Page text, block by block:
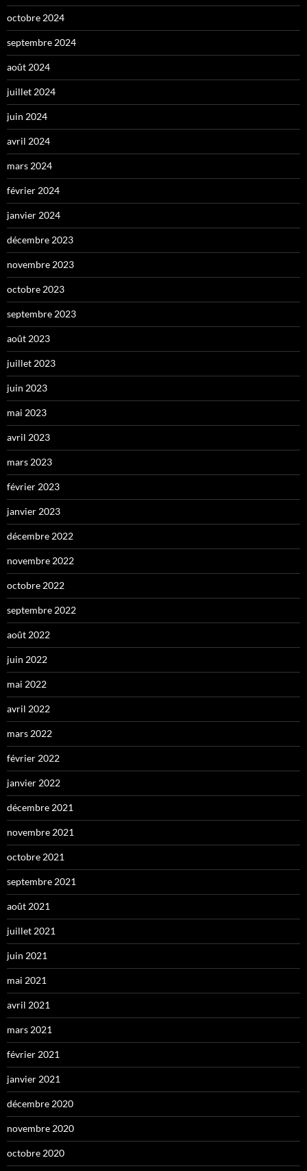
octobre 2024
septembre 2024
août 2024
juillet 2024
juin 2024
avril 2024
mars 2024
février 2024
janvier 2024
décembre 2023
novembre 2023
octobre 2023
septembre 2023
août 2023
juillet 2023
juin 2023
mai 2023
avril 2023
mars 2023
février 2023
janvier 2023
décembre 2022
novembre 2022
octobre 2022
septembre 2022
août 2022
juin 2022
mai 2022
avril 2022
mars 2022
février 2022
janvier 2022
décembre 2021
novembre 2021
octobre 2021
septembre 2021
août 2021
juillet 2021
juin 2021
mai 2021
avril 2021
mars 2021
février 2021
janvier 2021
décembre 2020
novembre 2020
octobre 2020